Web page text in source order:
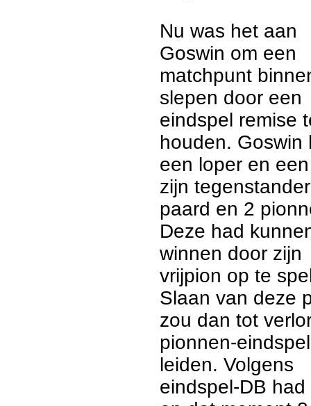
Nu was het aan
Goswin om een
matchpunt
slepen door een
eindspel remise
houden. Goswin
een loper en
zijn
paard en 2
Deze had
winnen door zijn
vrijpion op te
Slaan van deze
zou dan tot
pionnen-eindspel
leiden. Volgens
eindspel-DB had